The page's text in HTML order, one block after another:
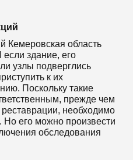
Кемеровская область
здание, его
узлы подверглись
к их
Поскольку такие
прежде чем
необходимо
Но его можно произвести
обследования